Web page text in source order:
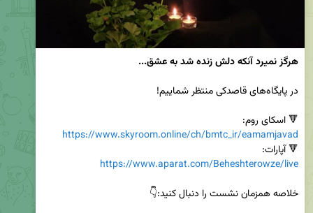
هرگز نمیرد آنکه دلش زنده شد به عشق...
🔻 اسکای روم:
https://www.skyroom.online/ch/bmtc_ir/eamamjavad
🔻 آپارات:
https://www.aparat.com/Beheshterowze/live